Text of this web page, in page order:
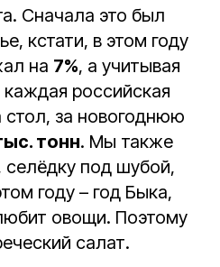
Сначала это был
кстати, в этом году
на 7%, а учитывая
каждая российская
стол, за новогоднюю
тонн. Мы также
селёдку под шубой,
году – год Быка,
овощи. Поэтому
салат.